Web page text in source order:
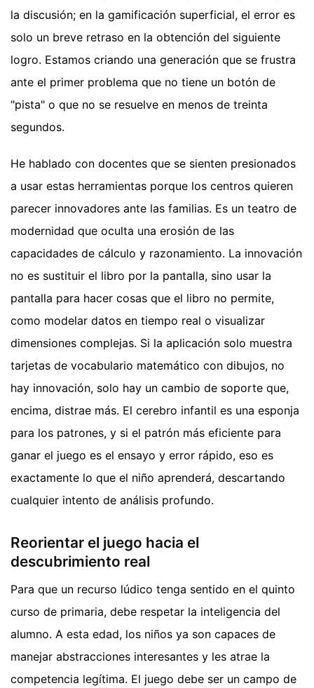
la discusión; en la gamificación superficial, el error es
solo un breve retraso en la obtención del siguiente
logro. Estamos criando una generación que se frustra
ante el primer problema que no tiene un botón de
"pista" o que no se resuelve en menos de treinta
segundos.
He hablado con docentes que se sienten presionados
a usar estas herramientas porque los centros quieren
parecer innovadores ante las familias. Es un teatro de
modernidad que oculta una erosión de las
capacidades de cálculo y razonamiento. La innovación
no es sustituir el libro por la pantalla, sino usar la
pantalla para hacer cosas que el libro no permite,
como modelar datos en tiempo real o visualizar
dimensiones complejas. Si la aplicación solo muestra
tarjetas de vocabulario matemático con dibujos, no
hay innovación, solo hay un cambio de soporte que,
encima, distrae más. El cerebro infantil es una esponja
para los patrones, y si el patrón más eficiente para
ganar el juego es el ensayo y error rápido, eso es
exactamente lo que el niño aprenderá, descartando
cualquier intento de análisis profundo.
Reorientar el juego hacia el
descubrimiento real
Para que un recurso lúdico tenga sentido en el quinto
curso de primaria, debe respetar la inteligencia del
alumno. A esta edad, los niños ya son capaces de
manejar abstracciones interesantes y les atrae la
competencia legítima. El juego debe ser un campo de